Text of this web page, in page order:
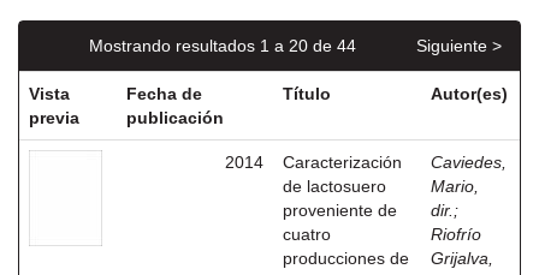
Mostrando resultados 1 a 20 de 44 Siguiente >
Vista
previa
Fecha de
publicación
Título Autor(es)
2014
Caracterización
de lactosuero
proveniente de
cuatro
producciones de
Caviedes,
Mario,
dir. ;
Riofrío
Grijalva,